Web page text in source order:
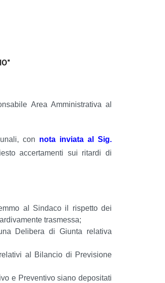
Area Amministrativa al
con nota inviata al Sig.
accertamenti sui ritardi di
al Sindaco il rispetto dei
trasmessa;
Delibera di Giunta relativa
al Bilancio di Previsione
e Preventivo siano depositati